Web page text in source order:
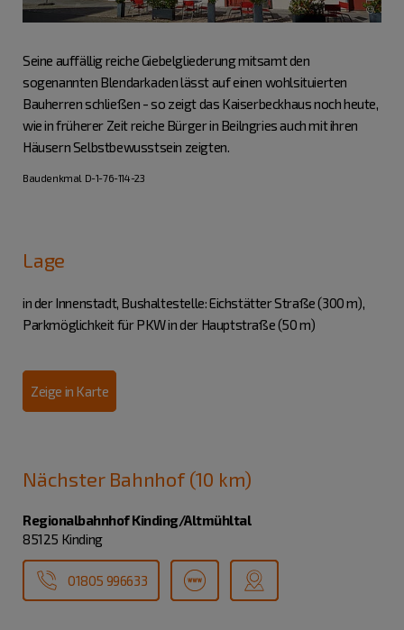
Seine auffällig reiche Giebelgliederung mitsamt den
sogenannten Blendarkaden lässt auf einen wohlsituierten
Bauherren schließen - so zeigt das Kaiserbeckhaus noch heute,
wie in früherer Zeit reiche Bürger in Beilngries auch mit ihren
Häusern Selbstbewusstsein zeigten.
Baudenkmal D-1-76-114-23
Lage
in der Innenstadt, Bushaltestelle: Eichstätter Straße (300 m),
Parkmöglichkeit für PKW in der Hauptstraße (50 m)
Zeige in Karte
Nächster Bahnhof (10 km)
Regionalbahnhof Kinding/Altmühltal
85125 Kinding
01805 996633